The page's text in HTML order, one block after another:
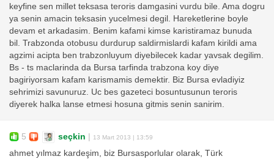
keyfine sen millet teksasa teroris damgasini vurdu bile. Ama dogru
ya senin amacin teksasin yucelmesi degil. Hareketlerine boyle
devam et arkadasim. Benim kafami kimse karistiramaz bunuda
bil. Trabzonda otobusu durdurup saldirmislardi kafam kirildi ama
agzimi acipta ben trabzonluyum diyebilecek kadar yavsak degilim.
Bs - ts maclarinda da Bursa tarfinda trabzona koy diye
bagiriyorsam kafam karismamis demektir. Biz Bursa evladiyiz
sehrimizi savunuruz. Uc bes gazeteci bosuntusunun teroris
diyerek halka lanse etmesi hosuna gitmis senin sanirim.
5 seçkin 13 Mart 2013 | 13:59
ahmet yılmaz kardeşim, biz Bursasporlular olarak, Türk